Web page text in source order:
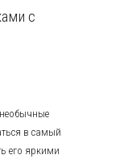
с
в самый
его яркими